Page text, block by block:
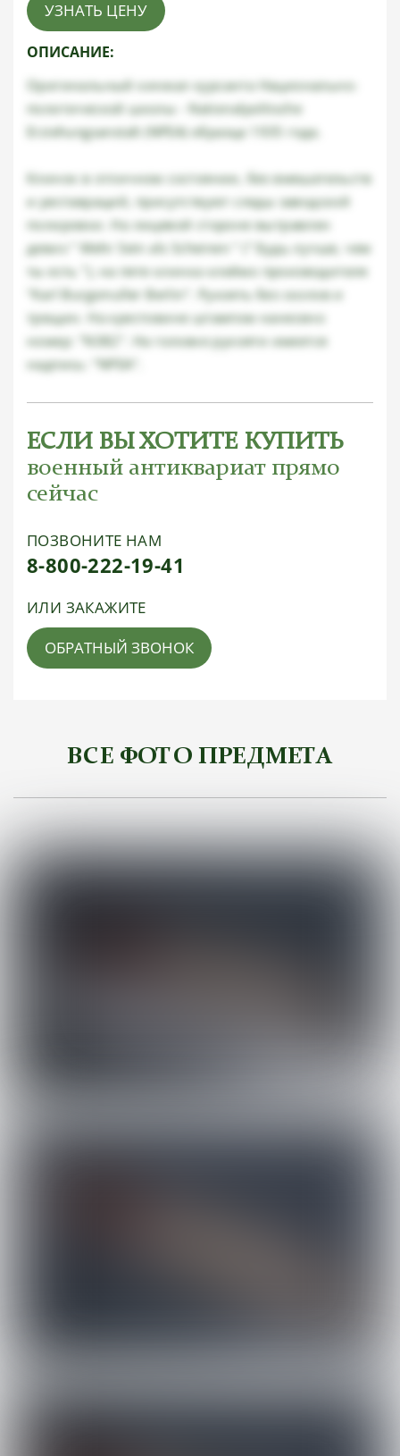
УЗНАТЬ ЦЕНУ
ОПИСАНИЕ:
Оригинальный кинжал курсанта Национально-
политической школы - Nationalpoltische
Erziehungsanstalt (NPEA) образца 1935 года.
Клинок в отличном состоянии, без вмешательств
и реставраций, присутствуют следы заводской
полировки. На лицевой стороне вытравлен
девиз " Mehr Sein als Scheinen " (" Будь лучше, чем
ты есть "), на пяте клинка клеймо производителя
"Karl Burgsmuller Berlin". Рукоять без сколов и
трещин. На крестовине штампом нанесено
номер: "N382". На головке рукояти имеется
надпись: "NPEA".
ЕСЛИ ВЫ ХОТИТЕ КУПИТЬ
военный антиквариат прямо
сейчас
ПОЗВОНИТЕ НАМ
8-800-222-19-41
ИЛИ ЗАКАЖИТЕ
ОБРАТНЫЙ ЗВОНОК
ВСЕ ФОТО ПРЕДМЕТА